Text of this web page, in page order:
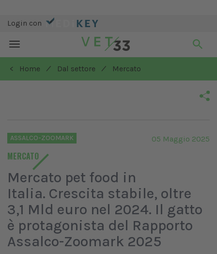
Login con
Toggle
navigation
< Home
/ Dal settore / Mercato
ASSALCO-ZOOMARK
MERCATO
05 Maggio 2025
Mercato pet food in
Italia. Crescita stabile, oltre
3,1 Mld euro nel 2024. Il gatto
è protagonista del Rapporto
Assalco-Zoomark 2025